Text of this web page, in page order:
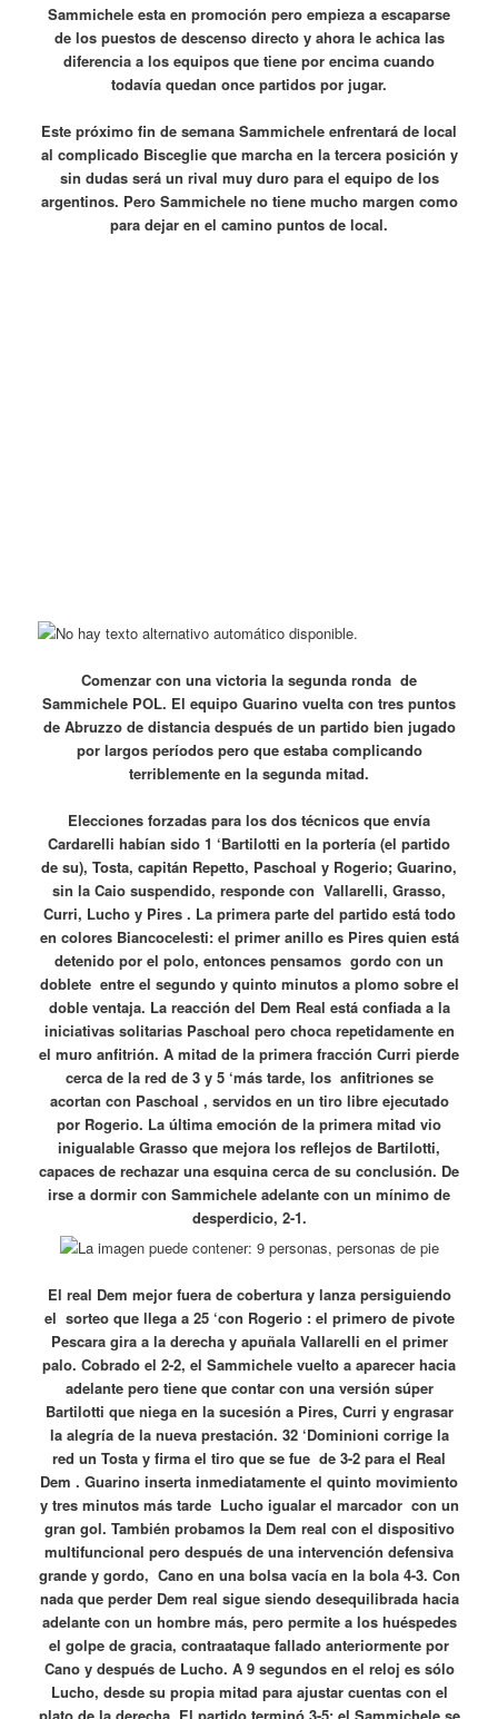
Sammichele esta en promoción pero empieza a escaparse
de los puestos de descenso directo y ahora le achica las
diferencia a los equipos que tiene por encima cuando
todavía quedan once partidos por jugar.
Este próximo fin de semana Sammichele enfrentará de local
al complicado Bisceglie que marcha en la tercera posición y
sin dudas será un rival muy duro para el equipo de los
argentinos. Pero Sammichele no tiene mucho margen como
para dejar en el camino puntos de local.
Comenzar con una victoria la segunda ronda de
Sammichele POL. El equipo Guarino vuelta con tres puntos
de Abruzzo de distancia después de un partido bien jugado
por largos períodos pero que estaba complicando
terriblemente en la segunda mitad.
Elecciones forzadas para los dos técnicos que envía
Cardarelli habían sido 1 ‘Bartilotti en la portería (el partido
de su), Tosta, capitán Repetto, Paschoal y Rogerio; Guarino,
sin la Caio suspendido, responde con Vallarelli, Grasso,
Curri, Lucho y Pires . La primera parte del partido está todo
en colores Biancocelesti: el primer anillo es Pires quien está
detenido por el polo, entonces pensamos gordo con un
doblete entre el segundo y quinto minutos a plomo sobre el
doble ventaja. La reacción del Dem Real está confiada a la
iniciativas solitarias Paschoal pero choca repetidamente en
el muro anfitrión. A mitad de la primera fracción Curri pierde
cerca de la red de 3 y 5 ‘más tarde, los anfitriones se
acortan con Paschoal , servidos en un tiro libre ejecutado
por Rogerio. La última emoción de la primera mitad vio
inigualable Grasso que mejora los reflejos de Bartilotti,
capaces de rechazar una esquina cerca de su conclusión. De
irse a dormir con Sammichele adelante con un mínimo de
desperdicio, 2-1.
El real Dem mejor fuera de cobertura y lanza persiguiendo
el sorteo que llega a 25 ‘con Rogerio: el primero de pivote
Pescara gira a la derecha y apuñala Vallarelli en el primer
palo. Cobrado el 2-2, el Sammichele vuelto a aparecer hacia
adelante pero tiene que contar con una versión súper
Bartilotti que niega en la sucesión a Pires, Curri y engrasar
la alegría de la nueva prestación. 32 ‘Dominioni corrige la
red un Tosta y firma el tiro que se fue de 3-2 para el Real
Dem . Guarino inserta inmediatamente el quinto movimiento
y tres minutos más tarde Lucho igualar el marcador con un
gran gol. También probamos la Dem real con el dispositivo
multifuncional pero después de una intervención defensiva
grande y gordo, Cano en una bolsa vacía en la bola 4-3. Con
nada que perder Dem real sigue siendo desequilibrada hacia
adelante con un hombre más, pero permite a los huéspedes
el golpe de gracia, contraataque fallado anteriormente por
Cano y después de Lucho. A 9 segundos en el reloj es sólo
Lucho, desde su propia mitad para ajustar cuentas con el